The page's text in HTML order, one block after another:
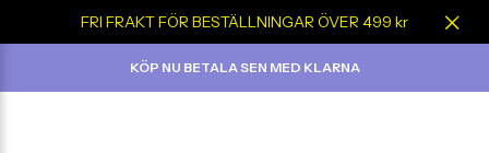
FRI FRAKT FÖR BESTÄLLNINGAR ÖVER 499 kr
KÖP NU BETALA SEN MED KLARNA